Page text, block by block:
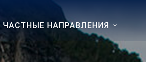
ЧАСТНЫЕ НАПРАВЛЕНИЯ